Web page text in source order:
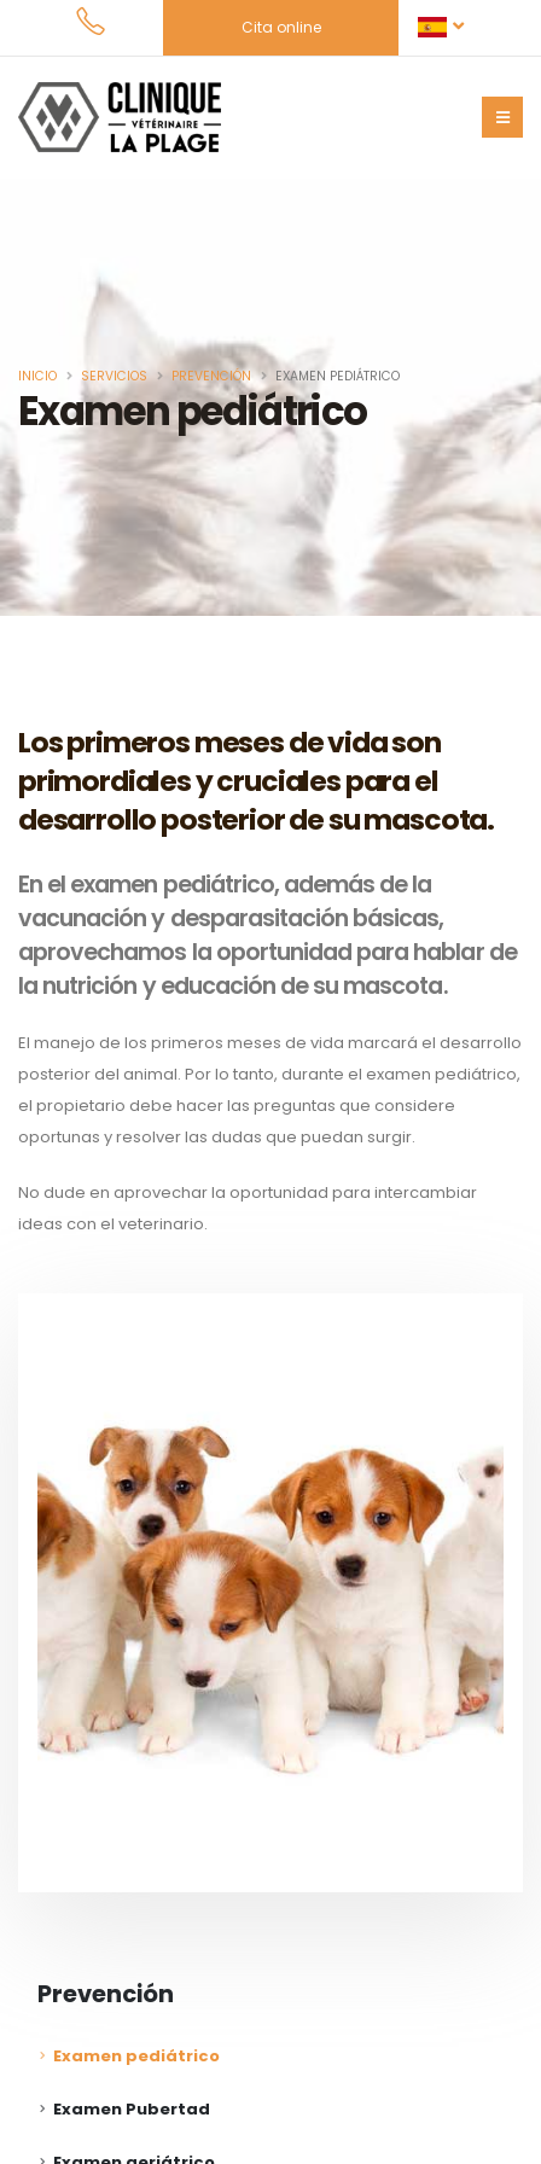
Cita online
Examen pediátrico
INICIO SERVICIOS PREVENCIÓN EXAMEN PEDIÁTRICO
Prevención
Examen pediátrico
Examen Pubertad
Los primeros meses de vida son
primordiales y cruciales para el
desarrollo posterior de su mascota.
En el examen pediátrico, además de la
vacunación y desparasitación básicas,
aprovechamos la oportunidad para hablar de
la nutrición y educación de su mascota.
El manejo de los primeros meses de vida marcará el desarrollo
posterior del animal. Por lo tanto, durante el examen pediátrico,
el propietario debe hacer las preguntas que considere
oportunas y resolver las dudas que puedan surgir.
No dude en aprovechar la oportunidad para intercambiar
ideas con el veterinario.